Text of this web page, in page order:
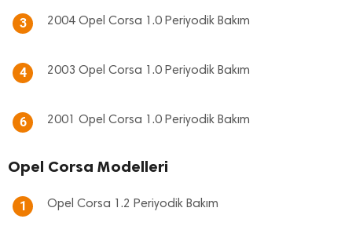
3 2004 Opel Corsa 1.0 Periyodik Bakım
4 2003 Opel Corsa 1.0 Periyodik Bakım
6 2001 Opel Corsa 1.0 Periyodik Bakım
Opel Corsa Modelleri
1 Opel Corsa 1.2 Periyodik Bakım